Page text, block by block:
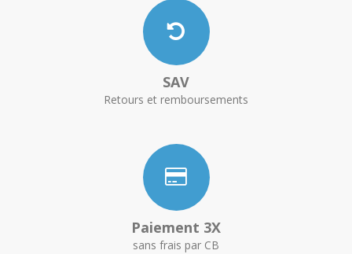
SAV
Retours et remboursements
Paiement 3X
sans frais par CB